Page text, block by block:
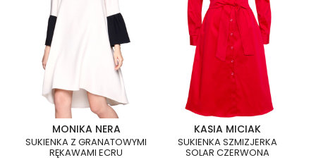
MONIKA NERA
SUKIENKA Z GRANATOWYMI
RĘKAWAMI ECRU
KASIA MICIAK
SUKIENKA SZMIZJERKA
SOLAR CZERWONA